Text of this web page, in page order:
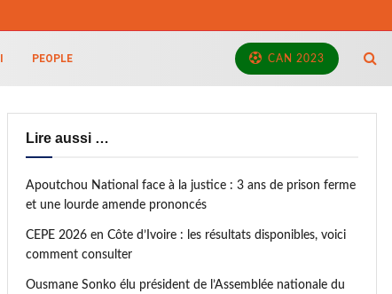
PEOPLE CAN 2023
Lire aussi …
Apoutchou National face à la justice : 3 ans de prison ferme
et une lourde amende prononcés
CEPE 2026 en Côte d’Ivoire : les résultats disponibles, voici
comment consulter
Ousmane Sonko élu président de l’Assemblée nationale du